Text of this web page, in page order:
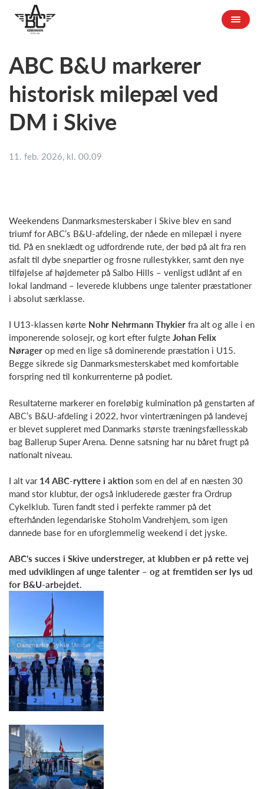
ABC B&U markerer
historisk milepæl ved
DM i Skive
11. feb. 2026, kl. 00.09
Weekendens Danmarksmesterskaber i Skive blev en sand
triumf for ABC’s B&U-afdeling, der nåede en milepæl i nyere
tid. På en sneklædt og udfordrende rute, der bød på alt fra ren
asfalt til dybe snepartier og frosne rullestykker, samt den nye
tilføjelse af højdemeter på Salbo Hills – venligst udlånt af en
lokal landmand – leverede klubbens unge talenter præstationer
i absolut særklasse.
I U13-klassen kørte Nohr Nehrmann Thykier fra alt og alle i en
imponerende solosejr, og kort efter fulgte Johan Felix
Nørager op med en lige så dominerende præstation i U15.
Begge sikrede sig Danmarksmesterskabet med komfortable
forspring ned til konkurrenterne på podiet.
Resultaterne markerer en foreløbig kulmination på genstarten af
ABC’s B&U-afdeling i 2022, hvor vintertræningen på landevej
er blevet suppleret med Danmarks største træningsfællesskab
bag Ballerup Super Arena. Denne satsning har nu båret frugt på
nationalt niveau.
I alt var 14 ABC-ryttere i aktion som en del af en næsten 30
mand stor klubtur, der også inkluderede gæster fra Ordrup
Cykelklub. Turen fandt sted i perfekte rammer på det
efterhånden legendariske Stoholm Vandrehjem, som igen
dannede base for en uforglemmelig weekend i det jyske.
ABC’s succes i Skive understreger, at klubben er på rette vej
med udviklingen af unge talenter – og at fremtiden ser lys ud
for B&U-arbejdet.